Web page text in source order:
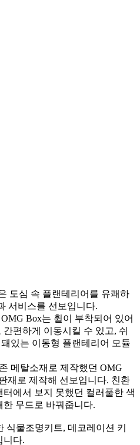
도심 속 플랜테리어를 유쾌하
서비스를 선보입니다.
Box는 휠이 부착되어 있어
편하게 이동시킬 수 있고, 쉬
있는 이동형 플랜테리어 모듈
메탈소재로 제작했던 OMG
재로 제작해 선보입니다. 친환
에서 보지 못했던 컬러풀한 색
무드로 바꿔줍니다.
식물조명키트, 데코레이션 키
니다.